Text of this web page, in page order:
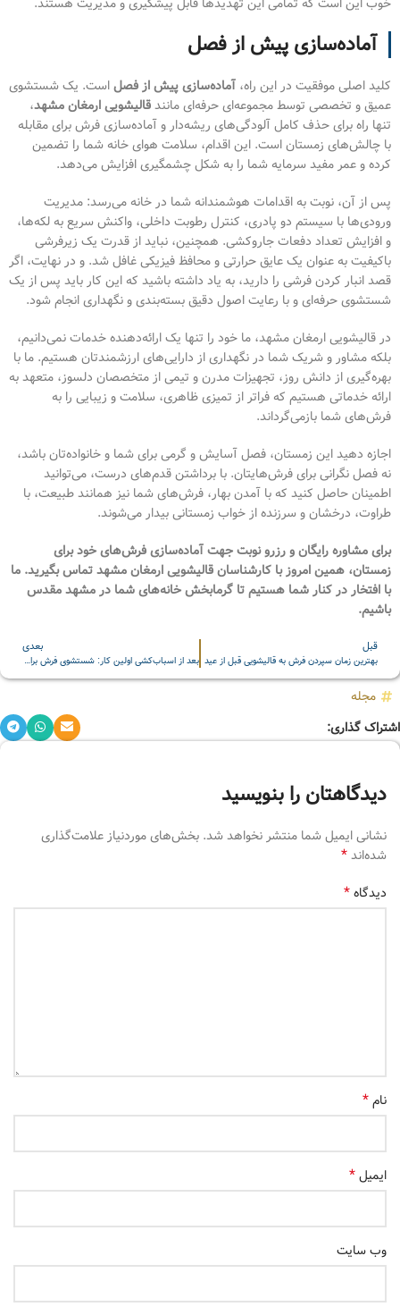
آماده‌سازی پیش از فصل
کلید اصلی موفقیت در این راه، آماده‌سازی پیش از فصلاست. یک شستشوی
عمیق و تخصصی توسط مجموعه‌ای حرفه‌ای مانندقالیشویی ارمغان مشهد،
تنها راه برای حذف کامل آلودگی‌های ریشه‌دار و آماده‌سازی فرش برای مقابله
با چالش‌های زمستان است. این اقدام، سلامت هوای خانه شما را تضمین
کرده و عمر مفید سرمایه شما را به شکل چشمگیری افزایش می‌دهد.
پس از آن، نوبت به اقدامات هوشمندانه شما در خانه می‌رسد: مدیریت
ورودی‌ها با سیستم دو پادری، کنترل رطوبت داخلی، واکنش سریع به لکه‌ها،
و افزایش تعداد دفعات جاروکشی. همچنین، نباید از قدرت یک زیرفرشی
باکیفیت به عنوان یک عایق حرارتی و محافظ فیزیکی غافل شد. و در نهایت، اگر
قصد انبار کردن فرشی را دارید، به یاد داشته باشید که این کار باید پس از یک
شستشوی حرفه‌ای و با رعایت اصول دقیق بسته‌بندی و نگهداری انجام شود.
در قالیشویی ارمغان مشهد، ما خود را تنها یک ارائه‌دهنده خدمات نمی‌دانیم،
بلکه مشاور و شریک شما در نگهداری از دارایی‌های ارزشمندتان هستیم. ما با
بهره‌گیری از دانش روز، تجهیزات مدرن و تیمی از متخصصان دلسوز، متعهد به
ارائه خدماتی هستیم که فراتر از تمیزی ظاهری، سلامت و زیبایی را به
فرش‌های شما بازمی‌گرداند.
اجازه دهید این زمستان، فصل آسایش و گرمی برای شما و خانواده‌تان باشد،
نه فصل نگرانی برای فرش‌هایتان. با برداشتن قدم‌های درست، می‌توانید
اطمینان حاصل کنید که با آمدن بهار، فرش‌های شما نیز همانند طبیعت، با
طراوت، درخشان و سرزنده از خواب زمستانی بیدار می‌شوند.
برای مشاوره رایگان و رزرو نوبت جهت آماده‌سازی فرش‌های خود برای
زمستان، همین امروز با کارشناسان قالیشویی ارمغان مشهد تماس بگیرید. ما
با افتخار در کنار شما هستیم تا گرمابخش خانه‌های شما در مشهد مقدس
باشیم.
قبل
بهترین زمان سپردن فرش به قالیشویی قبل از عید
بعدی
بعد از اسباب‌کشی اولین کار: شستشوی فرش برای شروعی تازه
مجله
اشتراک گذاری:
دیدگاهتان را بنویسید
نشانی ایمیل شما منتشر نخواهد شد. بخش‌های موردنیاز علامت‌گذاری
شده‌اند*
دیدگاه*
نام*
ایمیل*
وب‌ سایت